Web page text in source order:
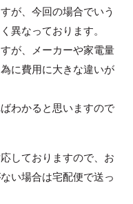
が、今回の場合でいう
異なっております。
が、メーカーや家電量
に費用に大きな違いが
わかると思いますので
しておりますので、お
い場合は宅配便で送っ